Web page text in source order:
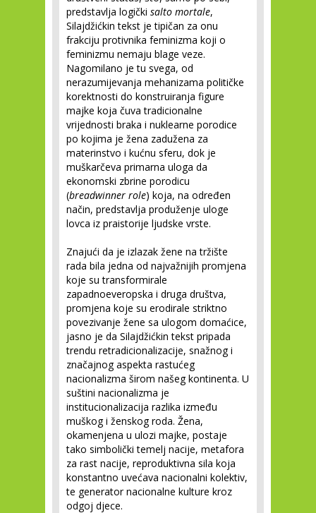
predstavlja logički salto mortale,
Silajdžićkin tekst je tipičan za onu
frakciju protivnika feminizma koji o
feminizmu nemaju blage veze.
Nagomilano je tu svega, od
nerazumijevanja mehanizama političke
korektnosti do konstruiranja figure
majke koja čuva tradicionalne
vrijednosti braka i nuklearne porodice
po kojima je žena zadužena za
materinstvo i kućnu sferu, dok je
muškarčeva primarna uloga da
ekonomski zbrine porodicu
(breadwinner role) koja, na određen
način, predstavlja produženje uloge
lovca iz praistorije ljudske vrste.
Znajući da je izlazak žene na tržište
rada bila jedna od najvažnijih promjena
koje su transformirale
zapadnoeveropska i druga društva,
promjena koje su erodirale striktno
povezivanje žene sa ulogom domaćice,
jasno je da Silajdžićkin tekst pripada
trendu retradicionalizacije, snažnog i
značajnog aspekta rastućeg
nacionalizma širom našeg kontinenta. U
suštini nacionalizma je
institucionalizacija razlika između
muškog i ženskog roda. Žena,
okamenjena u ulozi majke, postaje
tako simbolički temelj nacije, metafora
za rast nacije, reproduktivna sila koja
konstantno uvećava nacionalni kolektiv,
te generator nacionalne kulture kroz
odgoj djece.